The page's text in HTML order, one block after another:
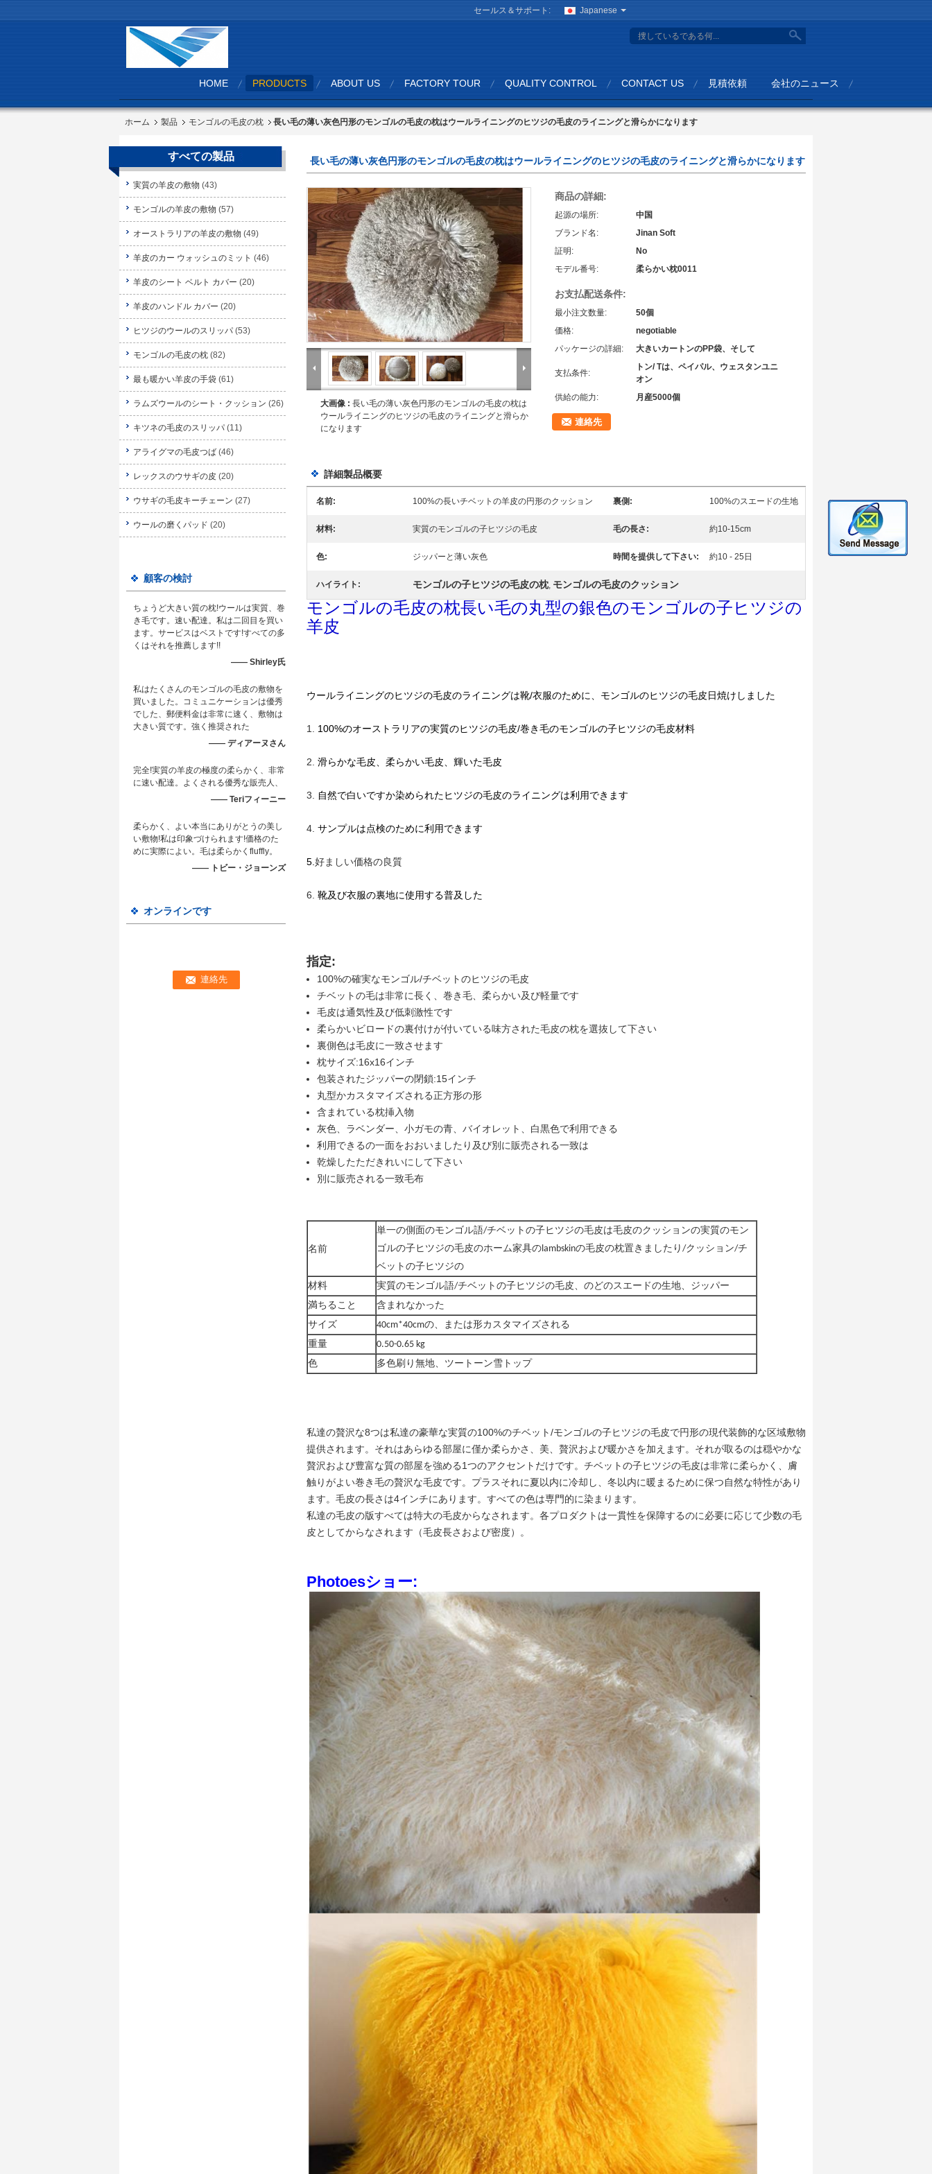
セールス＆サポート: Japanese
search
HOME PRODUCTS ABOUT US FACTORY TOUR QUALITY CONTROL CONTACT US 見積依頼 会社のニュース
ホーム 製品 モンゴルの毛皮の枕 長い毛の薄い灰色円形のモンゴルの毛皮の枕はウールライニングのヒツジの毛皮のライニングと滑らかになります
すべての製品
実質の羊皮の敷物 (43)
モンゴルの羊皮の敷物 (57)
オーストラリアの羊皮の敷物 (49)
羊皮のカー ウォッシュのミット (46)
羊皮のシート ベルト カバー (20)
羊皮のハンドル カバー (20)
ヒツジのウールのスリッパ (53)
モンゴルの毛皮の枕 (82)
最も暖かい羊皮の手袋 (61)
ラムズウールのシート・クッション (26)
キツネの毛皮のスリッパ (11)
アライグマの毛皮つば (46)
レックスのウサギの皮 (20)
ウサギの毛皮キーチェーン (27)
ウールの磨くパッド (20)
顧客の検討
ちょうど大きい質の枕!ウールは実質、巻
き毛です。速い配達。私は二回目を買い
ます。サービスはベストです!すべての多
くはそれを推薦します!!
—— Shirley氏
私はたくさんのモンゴルの毛皮の敷物を
買いました。コミュニケーションは優秀
でした、郵便料金は非常に速く、敷物は
大きい質です。強く推奨された
—— ディアーヌさん
完全!実質の羊皮の極度の柔らかく、非常
に速い配達。よくされる優秀な販売人、
—— Teriフィーニー
柔らかく、よい本当にありがとうの美し
い敷物!私は印象づけられます!価格のた
めに実際によい。毛は柔らかくfluffly。
—— トビー・ジョーンズ
オンラインです
長い毛の薄い灰色円形のモンゴルの毛皮の枕はウールライニングのヒツジの毛皮のライニングと滑らかになります
大画像 : 長い毛の薄い灰色円形のモンゴルの毛皮の枕は
ウールライニングのヒツジの毛皮のライニングと滑らか
になります
商品の詳細:
起源の場所:
中国
ブランド名:
Jinan Soft
証明:
No
モデル番号:
柔らかい枕0011
お支払配送条件:
最小注文数量:
50個
価格:
negotiable
パッケージの詳細:
大きいカートンのPP袋、そして
支払条件:
トン/ Tは、ペイパル、ウェスタンユニ
オン
供給の能力:
月産5000個
連絡先
詳細製品概要
名前: 100%の長いチベットの羊皮の円形のクッション 裏側: 100%のスエードの生地
材料: 実質のモンゴルの子ヒツジの毛皮 毛の長さ: 約10-15cm
色: ジッパーと薄い灰色 時間を提供して下さい: 約10 - 25日
ハイライト: モンゴルの子ヒツジの毛皮の枕, モンゴルの毛皮のクッション
モンゴルの毛皮の枕長い毛の丸型の銀色のモンゴルの子ヒツジの
羊皮
ウールライニングのヒツジの毛皮のライニングは靴/衣服のために、モンゴルのヒツジの毛皮日焼けしました
1. 100%のオーストラリアの実質のヒツジの毛皮/巻き毛のモンゴルの子ヒツジの毛皮材料
2. 滑らかな毛皮、柔らかい毛皮、輝いた毛皮
3. 自然で白いですか染められたヒツジの毛皮のライニングは利用できます
4. サンプルは点検のために利用できます
5. 好ましい価格の良質
6. 靴及び衣服の裏地に使用する普及した
指定:
100%の確実なモンゴル/チベットのヒツジの毛皮
チベットの毛は非常に長く、巻き毛、柔らかい及び軽量です
毛皮は通気性及び低刺激性です
柔らかいビロードの裏付けが付いている味方された毛皮の枕を選抜して下さい
裏側色は毛皮に一致させます
枕サイズ:16x16インチ
包装されたジッパーの閉鎖:15インチ
丸型かカスタマイズされる正方形の形
含まれている枕挿入物
灰色、ラベンダー、小ガモの青、バイオレット、白黒色で利用できる
利用できるの一面をおおいましたり及び別に販売される一致は
乾燥したただきれいにして下さい
別に販売される一致毛布
名前
単一の側面のモンゴル語/チベットの子ヒツジの毛皮は毛皮のクッションの実質のモン
ゴルの子ヒツジの毛皮のホーム家具のlambskinの毛皮の枕置きましたり/クッション/チ
ベットの子ヒツジの
材料
実質のモンゴル語/チベットの子ヒツジの毛皮、のどのスエードの生地、ジッパー
満ちること
含まれなかった
サイズ
40cm*40cmの、または形カスタマイズされる
重量
0.50-0.65 kg
色
多色刷り無地、ツートーン雪トップ
私達の贅沢な8つは私達の豪華な実質の100%のチベット/モンゴルの子ヒツジの毛皮で円形の現代装飾的な区域敷物
提供されます。それはあらゆる部屋に僅か柔らかさ、美、贅沢および暖かさを加えます。それが取るのは穏やかな
贅沢および豊富な質の部屋を強める1つのアクセントだけです。チベットの子ヒツジの毛皮は非常に柔らかく、膚
触りがよい巻き毛の贅沢な毛皮です。プラスそれに夏以内に冷却し、冬以内に暖まるために保つ自然な特性があり
ます。毛皮の長さは4インチにあります。すべての色は専門的に染まります。
私達の毛皮の版すべては特大の毛皮からなされます。各プロダクトは一貫性を保障するのに必要に応じて少数の毛
皮としてからなされます（毛皮長さおよび密度）。
Photoesショー: